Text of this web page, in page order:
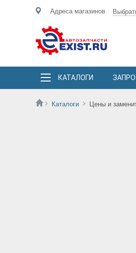
Адреса магазинов
КАТАЛОГИ
Каталоги Цены и